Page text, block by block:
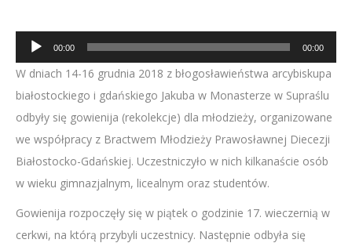
Odtwarzacz
plików
00:00 00:00
W dniach 14-16 grudnia 2018 z błogosławieństwa arcybiskupa
białostockiego i gdańskiego Jakuba w Monasterze w Supraślu
odbyły się gowienija (rekolekcje) dla młodzieży, organizowane
we współpracy z Bractwem Młodzieży Prawosławnej Diecezji
Białostocko-Gdańskiej. Uczestniczyło w nich kilkanaście osób
w wieku gimnazjalnym, licealnym oraz studentów.
Gowienija rozpoczęły się w piątek o godzinie 17. wieczernią w
cerkwi, na którą przybyli uczestnicy. Następnie odbyła się